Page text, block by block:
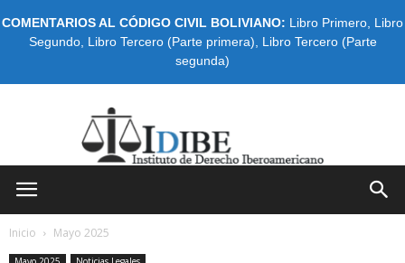
COMENTARIOS AL CÓDIGO CIVIL BOLIVIANO: Libro Primero Libro
Segundo, Libro Tercero (Parte primera)
Libro Tercero (Parte
segunda)
Inicio Mayo 2025